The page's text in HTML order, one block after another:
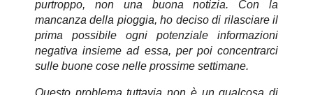
purtroppo, non una buona notizia. Con la
mancanza della pioggia, ho deciso di rilasciare il
prima possibile ogni potenziale informazioni
negativa insieme ad essa, per poi concentrarci
sulle buone cose nelle prossime settimane.
Questo problema tuttavia non è un qualcosa di